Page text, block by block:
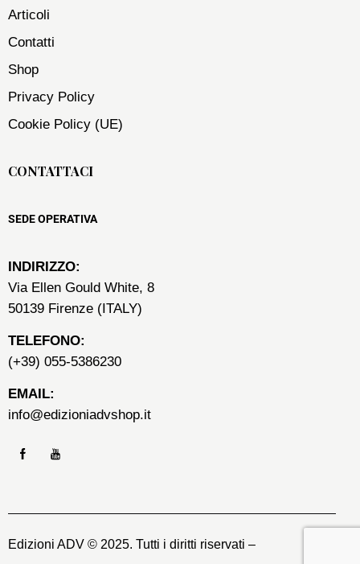
Articoli
Contatti
Shop
Privacy Policy
Cookie Policy (UE)
CONTATTACI
SEDE OPERATIVA
INDIRIZZO:
Via Ellen Gould White, 8
50139 Firenze (ITALY)
TELEFONO:
(+39) 055-5386230
EMAIL:
info@edizioniadvshop.it
Edizioni ADV © 2025. Tutti i diritti riservati –